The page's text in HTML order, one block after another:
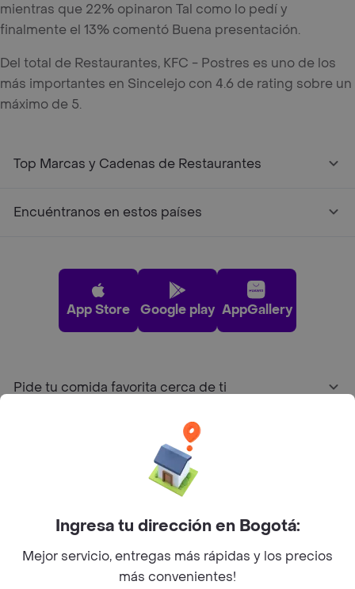
mientras que 22% opinaron Tal como lo pedí y
finalmente el 13% comentó Buena presentación.
Del total de Restaurantes, KFC - Postres es uno de los
más importantes en Sincelejo con 4.6 de rating sobre un
máximo de 5.
Top Marcas y Cadenas de Restaurantes
Encuéntranos en estos países
App Store Google play AppGallery
Pide tu comida favorita cerca de ti
Sobre Rappi
Facebook
Twitter
Instagram
Ingresa tu dirección en Bogotá:
Mejor servicio, entregas más rápidas y los precios
más convenientes!